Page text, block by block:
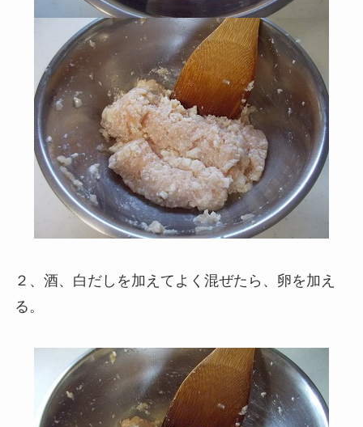
２、酒、白だしを加えてよく混ぜたら、卵を加え
る。